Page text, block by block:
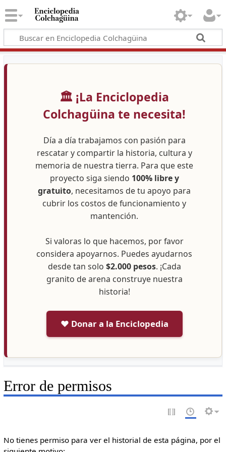
🏛️ ¡La Enciclopedia
Colchagüina te necesita!
Día a día trabajamos con pasión para
rescatar y compartir la historia, cultura y
memoria de nuestra tierra. Para que este
proyecto siga siendo 100% libre y
gratuito, necesitamos de tu apoyo para
cubrir los costos de funcionamiento y
mantención.
Si valoras lo que hacemos, por favor
considera apoyarnos. Puedes ayudarnos
desde tan solo $2.000 pesos. ¡Cada
granito de arena construye nuestra
historia!
❤️ Donar a la Enciclopedia
Error de permisos
No tienes permiso para ver el historial de esta página, por el